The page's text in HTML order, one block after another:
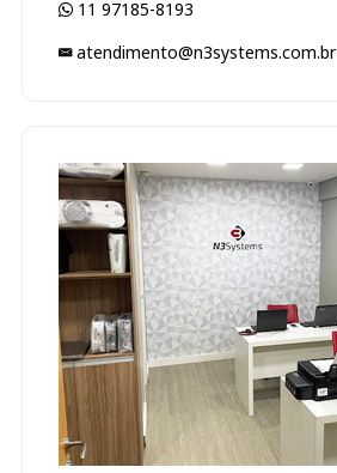
11 97185-8193
atendimento@n3systems.com.br